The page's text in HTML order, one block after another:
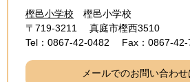
樫邑小学校
樫邑小学校
〒719-3211
真庭市樫西3510
Tel：0867-42-0482
Fax：0867-42-
メールでのお問い合わせ